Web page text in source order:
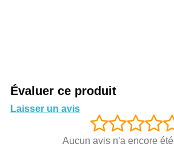
Évaluer ce produit
Laisser un avis
Aucun avis n'a encore